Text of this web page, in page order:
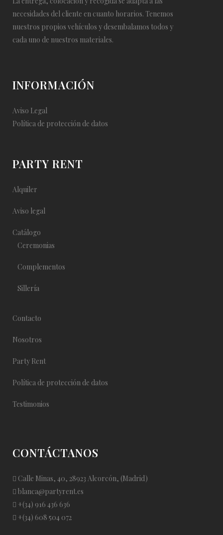
necesidades del cliente en cuanto horarios. Tenemos
nuestros propios vehículos y desembalamos todos y
cada uno de nuestros materiales.
INFORMACIÓN
Aviso Legal
Política de protección de datos
PARTY RENT
Alquiler
Aviso legal
Catálogo
Ceremonias
Complementos
Sillería
Contacto
Nosotros
Party Rent
Política de protección de datos
Testimonios
CONTÁCTANOS
Calle Minas, 40, 28923 Alcorcón, (Madrid)
blanca@partyrent.es
+(34) 916 436 636
+(34) 608 504 072